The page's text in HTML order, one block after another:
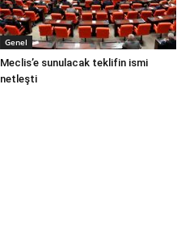
Genel
Meclis’e sunulacak teklifin ismi
netleşti